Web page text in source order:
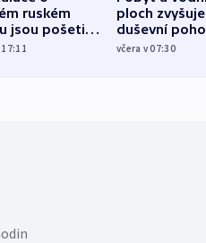
ruském
jsou pošetilé,
ploch zvyšuje
duševní
ukázala
včera v 07:30